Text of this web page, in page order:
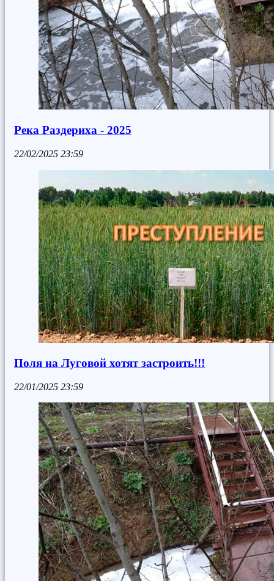
Река Раздериха - 2025
22/02/2025 23:59
Поля на Луговой хотят застроить!!!
22/01/2025 23:59